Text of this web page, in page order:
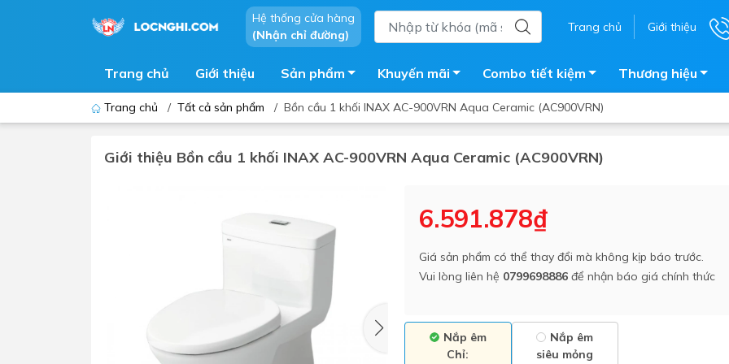
Hệ thống cửa hàng
(Nhận chỉ đường)
Trang chủ Giới thiệu
Trang chủ Giới thiệu Sản phẩm
Lavabo tủ - Lavabo kính
Sen tắm đứng
Vòi sen tắm
Máy tắm nước nóng điện
Phụ kiện nhà tắm
Chậu giặt
Bồn bảo ôn
Bồn nhựa tự hoại
Vòi pha nóng lạnh
Vật tư
Khuyến mãi Combo tiết kiệm Thương hiệu
Trang chủ / Tất cả sản phẩm / Bồn cầu 1 khối INAX AC-900VRN Aqua Ceramic (AC900VRN)
Giới thiệu Bồn cầu 1 khối INAX AC-900VRN Aqua Ceramic (AC900VRN)
6.591.878₫
Giá sản phẩm có thể thay đổi mà không kịp báo trước.
Vui lòng liên hệ 0799698886 để nhận báo giá chính thức
Nắp êm
Chỉ:
Nắp êm
siêu mỏng